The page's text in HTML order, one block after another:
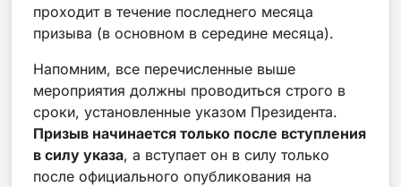
проходит в течение последнего месяца
призыва (в основном в середине месяца).
Напомним, все перечисленные выше
мероприятия должны проводиться строго в
сроки, установленные указом Президента.
Призыв начинается только после вступления
в силу указа, а вступает он в силу только
после официального опубликования на